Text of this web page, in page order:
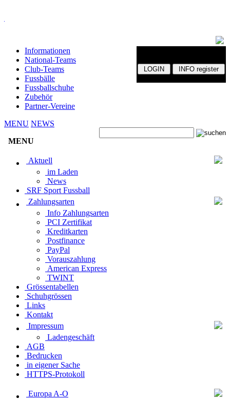
Informationen
National-Teams
Club-Teams
Fussbälle
Fussballschuhe
Zubehör
Partner-Vereine
MENU NEWS
MENU
Aktuell
im Laden
News
SRF Sport Fussball
Zahlungsarten
Info Zahlungsarten
PCI Zertifikat
Kreditkarten
Postfinance
PayPal
Vorauszahlung
American Express
TWINT
Grössentabellen
Schuhgrössen
Links
Kontakt
Impressum
Ladengeschäft
AGB
Bedrucken
in eigener Sache
HTTPS-Protokoll
Europa A-O